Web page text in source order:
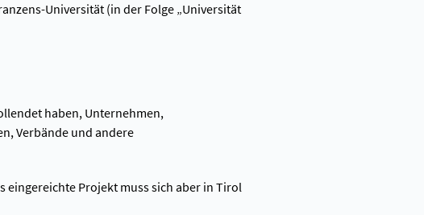
Universität (in der Folge „Universität
haben, Unternehmen,
Verbände und andere
eingereichte Projekt muss sich aber in Tirol